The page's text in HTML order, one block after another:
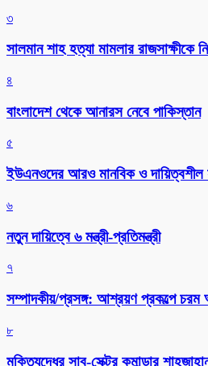
৩
সালমান শাহ হত্যা মামলার রাজসাক্ষীকে
৪
বাংলাদেশ থেকে আনারস নেবে পাকিস্তান
৫
ইউএনওদের আরও মানবিক ও দায়িত্বশীল
৬
নতুন দায়িত্বে ৬ মন্ত্রী-প্রতিমন্ত্রী
৭
সম্পাদকীয়/প্রসঙ্গ: আশ্রয়ণ প্রকল্পে চরম
৮
মুক্তিযুদ্ধের সাব-সেক্টর কমান্ডার